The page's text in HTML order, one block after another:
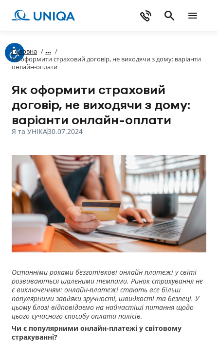
Головна /
/
Як оформити страховий договір, не виходячи з дому: варіанти
онлайн-оплати
Як оформити страховий
договір, не виходячи з дому:
варіанти онлайн-оплати
Я та УНІКА30.07.2024
Останніми роками безготівкові онлайн платежі у світі
розвиваються шаленими темпами. Ринок страхування не
є виключенням: онлайн-платежі стають все більш
популярними завдяки зручності, швидкості та безпеці. У
цьому блозі відповідаємо на найчастіші питання щодо
цього сучасного способу оплати полісів.
Чи є популярними онлайн-платежі у світовому
страхуванні?